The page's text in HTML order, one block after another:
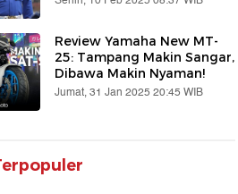
Review Yamaha New MT-
25: Tampang Makin Sangar,
Dibawa Makin Nyaman!
Jumat, 31 Jan 2025 20:45 WIB